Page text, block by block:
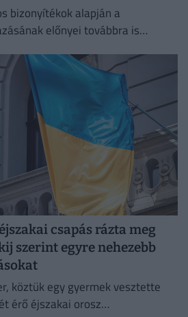
bizonyítékok alapján a
előnyei továbbra is
csapás rázta meg
szerint egyre nehezebb
köztük egy gyermek vesztette
érő éjszakai orosz